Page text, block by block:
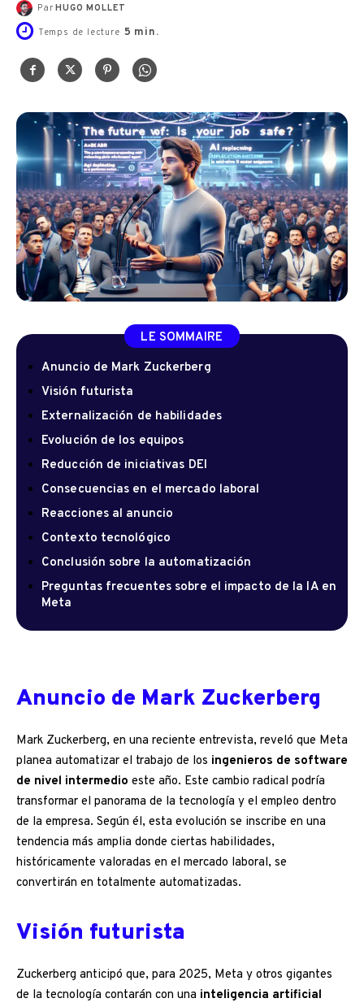
Par HUGO MOLLET
Temps de lecture 5 min.
LE SOMMAIRE
Anuncio de Mark Zuckerberg
Visión futurista
Externalización de habilidades
Evolución de los equipos
Reducción de iniciativas DEI
Consecuencias en el mercado laboral
Reacciones al anuncio
Contexto tecnológico
Conclusión sobre la automatización
Preguntas frecuentes sobre el impacto de la IA en
Meta
Anuncio de Mark Zuckerberg
Mark Zuckerberg, en una reciente entrevista, reveló que Meta
planea automatizar el trabajo de los ingenieros de software
de nivel intermedio este año. Este cambio radical podría
transformar el panorama de la tecnología y el empleo dentro
de la empresa. Según él, esta evolución se inscribe en una
tendencia más amplia donde ciertas habilidades,
históricamente valoradas en el mercado laboral, se
convertirán en totalmente automatizadas.
Visión futurista
Zuckerberg anticipó que, para 2025, Meta y otros gigantes
de la tecnología contarán con una inteligencia artificial